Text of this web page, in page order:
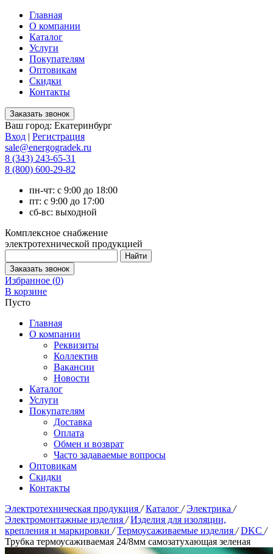
Главная
О компании
Каталог
Услуги
Покупателям
Оптовикам
Скидки
Контакты
Ваш город: Екатеринбург
Вход | Регистрация
sale@energogradek.ru
8 (343) 243-65-31
8 (800) 600-29-82
пн-чт: с 9:00 до 18:00
пт: с 9:00 до 17:00
сб-вс: выходной
Комплексное снабжение
электротехнической продукцией
Избранное (0)
В корзине
Пусто
Главная
О компании
Реквизиты
Коллектив
Вакансии
Новости
Каталог
Услуги
Покупателям
Доставка
Оплата
Обмен и возврат
Часто задаваемые вопросы
Оптовикам
Скидки
Контакты
Электротехническая продукция / Каталог / Электрика /
Электромонтажные изделия / Изделия для изоляции,
крепления и маркировки / Термоусаживаемые изделия / DKC /
Трубка термоусаживаемая 24/8мм самозатухающая зеленая